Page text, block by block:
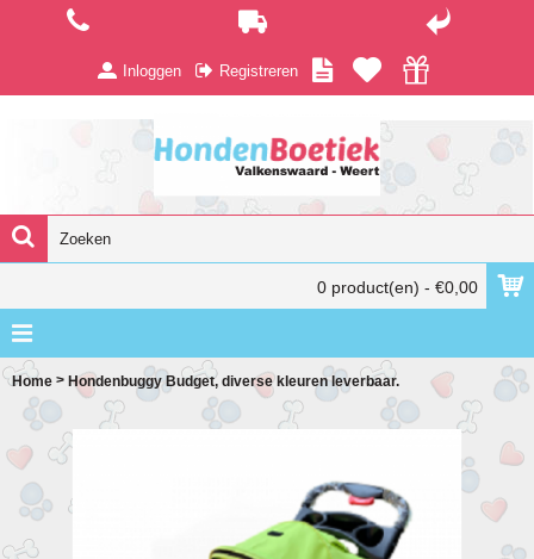
Inloggen Registreren
0 product(en) - €0,00
Home > Hondenbuggy Budget, diverse kleuren leverbaar.